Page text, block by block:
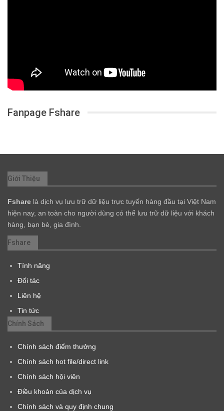
Fanpage Fshare
Giới Thiệu
Fshare là dịch vụ lưu trữ dữ liệu trực tuyến hàng đầu tại Việt Nam
hiện nay, an toàn cho người dùng có thể lưu trữ dữ liệu với khách
hàng, bạn bè, gia đình.
Fshare
Tính năng
Đối tác
Liên hệ
Tin tức
Chính Sách
Chính sách điểm thưởng
Chính sách hot file/direct link
Chính sách hội viên
Điều khoản của dịch vụ
Chính sách và quy định chung